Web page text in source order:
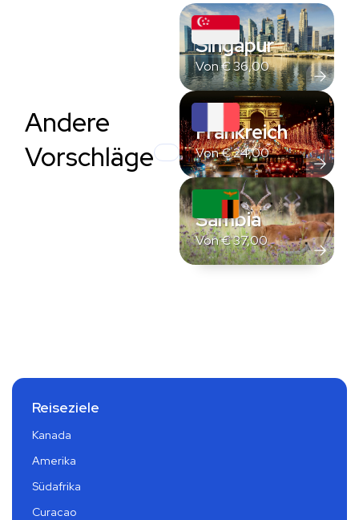
Andere
Vorschläge
Singapur
Von€36,00
Frankreich
Von€24,00
Sambia
Von€37,00
Reiseziele
Kanada
Amerika
Südafrika
Curacao